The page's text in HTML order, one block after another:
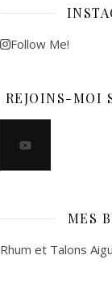
Follow Me!
REJOINS-MOI
MES
Rhum et Talons